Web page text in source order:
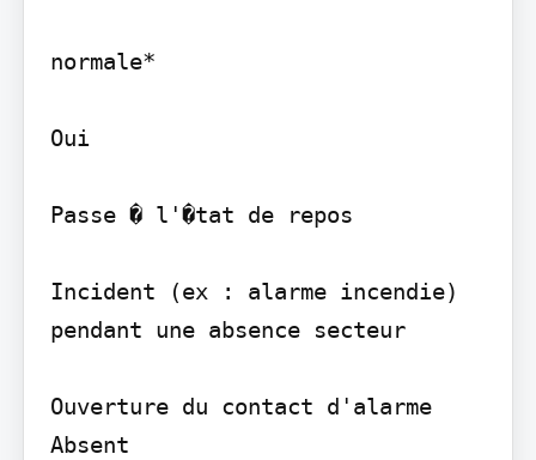
normale*
Oui
Passe � l'�tat de repos
Incident (ex : alarme incendie)
pendant une absence secteur
Ouverture du contact d'alarme
Absent